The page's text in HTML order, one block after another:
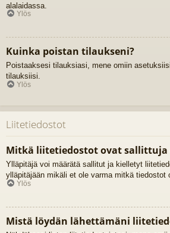
alalaidassa.
Ylös
Kuinka poistan tilaukseni?
Poistaaksesi tilauksiasi, mene omiin
tilauksiisi.
Ylös
Liitetiedostot
Mitkä liitetiedostot ovat sallittuja
Ylläpitäjä voi määrätä sallitut ja kielletyt
ylläpitäjään mikäli et ole varma mitkä tiedostot
Ylös
Mistä löydän lähettämäni